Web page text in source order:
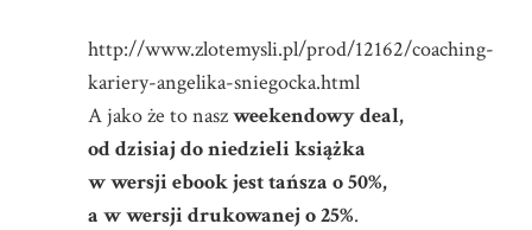
http://www.zlotemysli.pl/prod/12162/coaching-
kariery-angelika-sniegocka.html
A jako że to naszweekendowy deal,
od dzisiaj do niedzieli książka
w wersji ebook jest tańsza o 50%,
a w wersji drukowanej o 25%.